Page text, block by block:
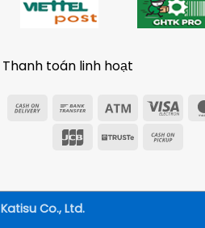
Thanh toán linh hoạt
Cash
Delivery
Bank
Atm
Visa
JCB
Truste
Katisu Co., Ltd.